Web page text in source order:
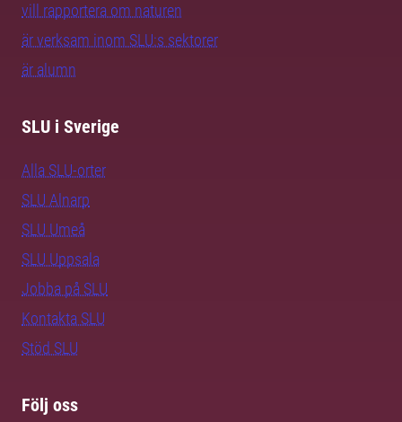
vill rapportera om naturen
är verksam inom SLU:s sektorer
är alumn
SLU i Sverige
Alla SLU-orter
SLU Alnarp
SLU Umeå
SLU Uppsala
Jobba på SLU
Kontakta SLU
Stöd SLU
Följ oss